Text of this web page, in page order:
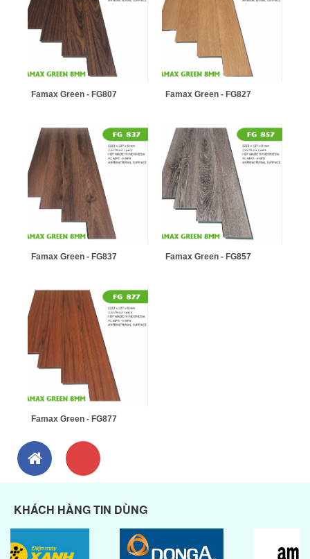
Famax Green - FG807 Famax Green - FG827
Famax Green - FG837 Famax Green - FG857
Famax Green - FG877
KHÁCH HÀNG TIN DÙNG